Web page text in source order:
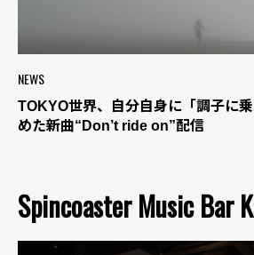
NEWS
TOKYO世界、自分自身に「調子に
めた新曲“Don’t ride on”配信
Spincoaster Music Bar